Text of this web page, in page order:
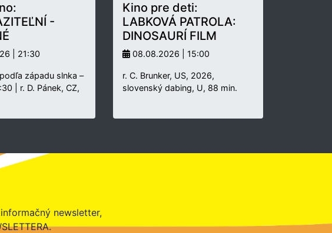
-
| 21:30
západu slnka –
| r. D. Pánek, CZ,
Kino pre deti:
LABKOVÁ PATROLA:
DINOSAURÍ FILM
08.08.2026 | 15:00
r. C. Brunker, US, 2026,
slovenský dabing, U, 88 min.
newsletter,